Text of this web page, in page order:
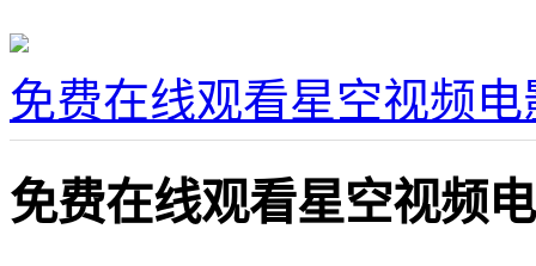
免费在线观看星空视频
免费在线观看星空视频